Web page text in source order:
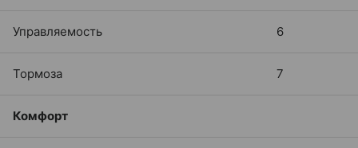
Управляемость 6
Тормоза 7
Комфорт